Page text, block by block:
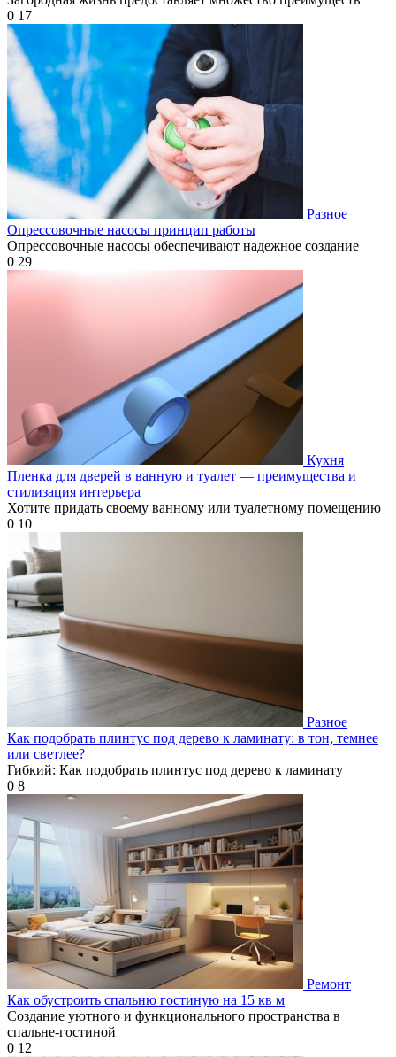
0 17
Разное
Опрессовочные насосы принцип работы
Опрессовочные насосы обеспечивают надежное создание
0 29
Кухня
Пленка для дверей в ванную и туалет — преимущества и
стилизация интерьера
Хотите придать своему ванному или туалетному помещению
0 10
Разное
Как подобрать плинтус под дерево к ламинату: в тон, темнее
или светлее?
Гибкий: Как подобрать плинтус под дерево к ламинату
0 8
Ремонт
Как обустроить спальню гостиную на 15 кв м
Создание уютного и функционального пространства в
спальне-гостиной
0 12